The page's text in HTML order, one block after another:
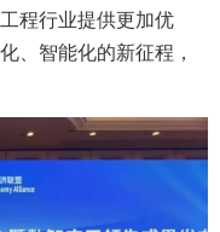
程行业提供更加优
、智能化的新征程，